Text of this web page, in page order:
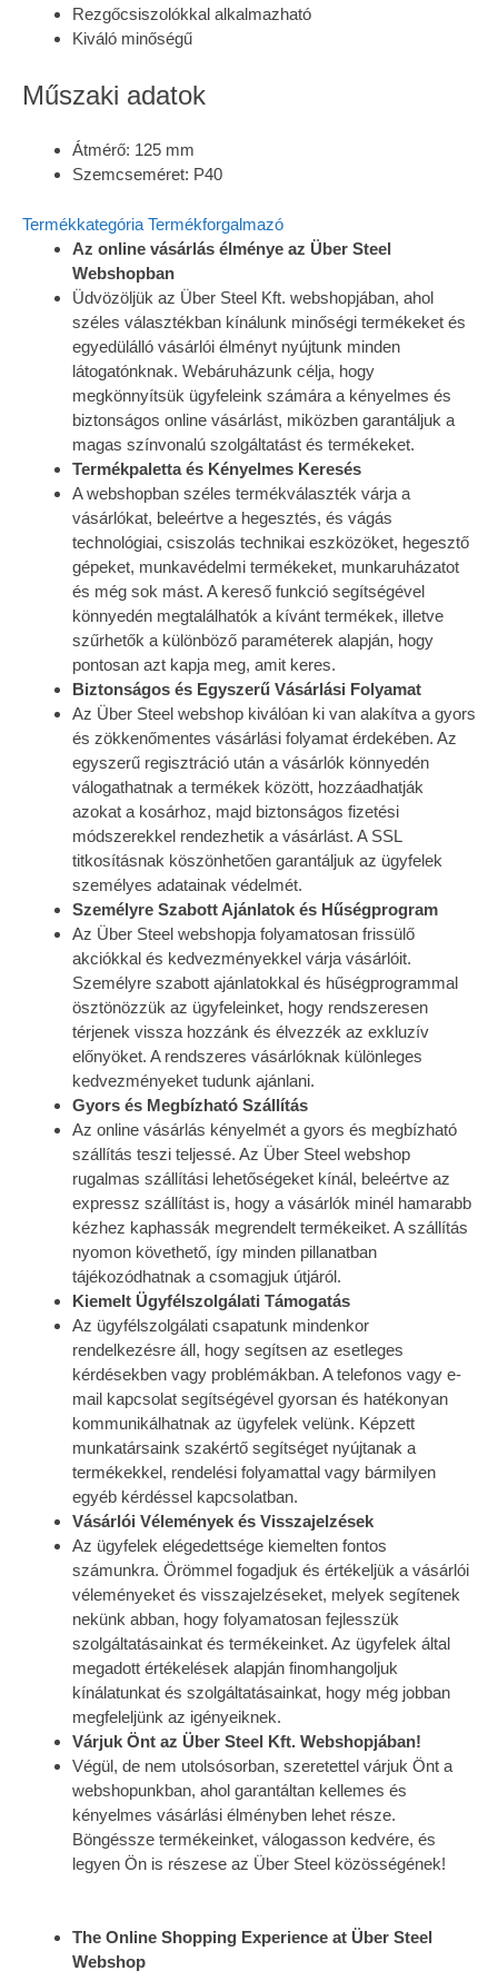
Rezgőcsiszolókkal alkalmazható
Kiváló minőségű
Műszaki adatok
Átmérő: 125 mm
Szemcseméret: P40
Termékkategória Termékforgalmazó
Az online vásárlás élménye az Über Steel
Webshopban
Üdvözöljük az Über Steel Kft. webshopjában, ahol
széles választékban kínálunk minőségi termékeket és
egyedülálló vásárlói élményt nyújtunk minden
látogatónknak. Webáruházunk célja, hogy
megkönnyítsük ügyfeleink számára a kényelmes és
biztonságos online vásárlást, miközben garantáljuk a
magas színvonalú szolgáltatást és termékeket.
Termékpaletta és Kényelmes Keresés
A webshopban széles termékválaszték várja a
vásárlókat, beleértve a hegesztés, és vágás
technológiai, csiszolás technikai eszközöket, hegesztő
gépeket, munkavédelmi termékeket, munkaruházatot
és még sok mást. A kereső funkció segítségével
könnyedén megtalálhatók a kívánt termékek, illetve
szűrhetők a különböző paraméterek alapján, hogy
pontosan azt kapja meg, amit keres.
Biztonságos és Egyszerű Vásárlási Folyamat
Az Über Steel webshop kiválóan ki van alakítva a gyors
és zökkenőmentes vásárlási folyamat érdekében. Az
egyszerű regisztráció után a vásárlók könnyedén
válogathatnak a termékek között, hozzáadhatják
azokat a kosárhoz, majd biztonságos fizetési
módszerekkel rendezhetik a vásárlást. A SSL
titkosításnak köszönhetően garantáljuk az ügyfelek
személyes adatainak védelmét.
Személyre Szabott Ajánlatok és Hűségprogram
Az Über Steel webshopja folyamatosan frissülő
akciókkal és kedvezményekkel várja vásárlóit.
Személyre szabott ajánlatokkal és hűségprogrammal
ösztönözzük az ügyfeleinket, hogy rendszeresen
térjenek vissza hozzánk és élvezzék az exkluzív
előnyöket. A rendszeres vásárlóknak különleges
kedvezményeket tudunk ajánlani.
Gyors és Megbízható Szállítás
Az online vásárlás kényelmét a gyors és megbízható
szállítás teszi teljessé. Az Über Steel webshop
rugalmas szállítási lehetőségeket kínál, beleértve az
expressz szállítást is, hogy a vásárlók minél hamarabb
kézhez kaphassák megrendelt termékeiket. A szállítás
nyomon követhető, így minden pillanatban
tájékozódhatnak a csomagjuk útjáról.
Kiemelt Ügyfélszolgálati Támogatás
Az ügyfélszolgálati csapatunk mindenkor
rendelkezésre áll, hogy segítsen az esetleges
kérdésekben vagy problémákban. A telefonos vagy e-
mail kapcsolat segítségével gyorsan és hatékonyan
kommunikálhatnak az ügyfelek velünk. Képzett
munkatársaink szakértő segítséget nyújtanak a
termékekkel, rendelési folyamattal vagy bármilyen
egyéb kérdéssel kapcsolatban.
Vásárlói Vélemények és Visszajelzések
Az ügyfelek elégedettsége kiemelten fontos
számunkra. Örömmel fogadjuk és értékeljük a vásárlói
véleményeket és visszajelzéseket, melyek segítenek
nekünk abban, hogy folyamatosan fejlesszük
szolgáltatásainkat és termékeinket. Az ügyfelek által
megadott értékelések alapján finomhangoljuk
kínálatunkat és szolgáltatásainkat, hogy még jobban
megfeleljünk az igényeiknek.
Várjuk Önt az Über Steel Kft. Webshopjában!
Végül, de nem utolsósorban, szeretettel várjuk Önt a
webshopunkban, ahol garantáltan kellemes és
kényelmes vásárlási élményben lehet része.
Böngéssze termékeinket, válogasson kedvére, és
legyen Ön is részese az Über Steel közösségének!
The Online Shopping Experience at Über Steel
Webshop